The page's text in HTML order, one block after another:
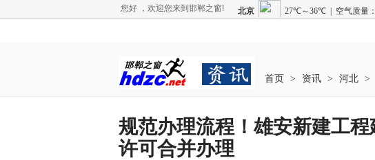
您好 ，欢迎您来到邯郸之窗!
首页 > 资讯 > 河北 >
规范办理流程！雄安新建工
许可合并办理